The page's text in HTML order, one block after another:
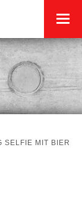
SELFIE MIT BIER